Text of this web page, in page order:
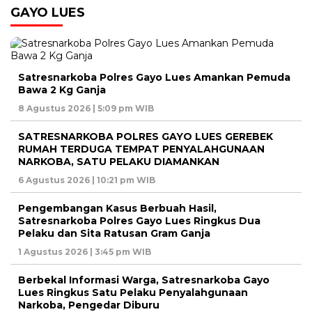
GAYO LUES
Satresnarkoba Polres Gayo Lues Amankan Pemuda
Bawa 2 Kg Ganja
8 Agustus 2026 | 5:09 pm WIB
SATRESNARKOBA POLRES GAYO LUES GEREBEK
RUMAH TERDUGA TEMPAT PENYALAHGUNAAN
NARKOBA, SATU PELAKU DIAMANKAN
6 Agustus 2026 | 10:21 pm WIB
Pengembangan Kasus Berbuah Hasil,
Satresnarkoba Polres Gayo Lues Ringkus Dua
Pelaku dan Sita Ratusan Gram Ganja
1 Agustus 2026 | 3:45 pm WIB
Berbekal Informasi Warga, Satresnarkoba Gayo
Lues Ringkus Satu Pelaku Penyalahgunaan
Narkoba, Pengedar Diburu